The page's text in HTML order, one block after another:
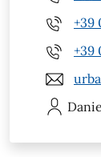
+39
+39